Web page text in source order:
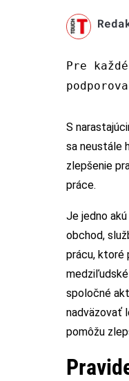
Pre
S
sa neustále
zlepšenie
práce.
Je jedno
obchod,
prácu, ktoré
spoločné
nadväzovať
pomôžu